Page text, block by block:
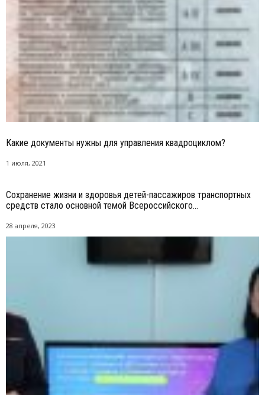
Какие документы нужны для управления квадроциклом?
1 июля, 2021
Сохранение жизни и здоровья детей-пассажиров транспортных
средств стало основной темой Всероссийского...
28 апреля, 2023